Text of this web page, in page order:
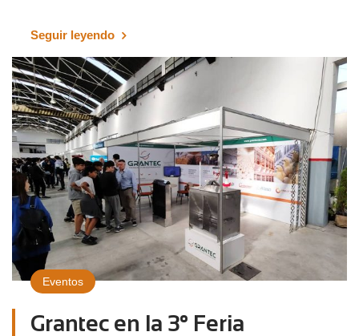
Seguir leyendo
Eventos
Grantec en la 3° Feria